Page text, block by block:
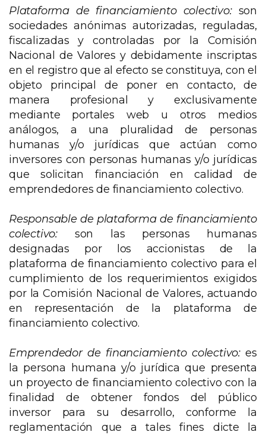
Plataforma de financiamiento colectivo:son
sociedades anónimas autorizadas, reguladas,
fiscalizadas y controladas por la Comisión
Nacional de Valores y debidamente inscriptas
en el registro que al efecto se constituya, con el
objeto principal de poner en contacto, de
manera profesional y exclusivamente
mediante portales web u otros medios
análogos, a una pluralidad de personas
humanas y/o jurídicas que actúan como
inversores con personas humanas y/o jurídicas
que solicitan financiación en calidad de
emprendedores de financiamiento colectivo.
Responsable de plataforma de financiamiento
colectivo: son las personas humanas
designadas por los accionistas de la
plataforma de financiamiento colectivo para el
cumplimiento de los requerimientos exigidos
por la Comisión Nacional de Valores, actuando
en representación de la plataforma de
financiamiento colectivo.
Emprendedor de financiamiento colectivo:es
la persona humana y/o jurídica que presenta
un proyecto de financiamiento colectivo con la
finalidad de obtener fondos del público
inversor para su desarrollo, conforme la
reglamentación que a tales fines dicte la